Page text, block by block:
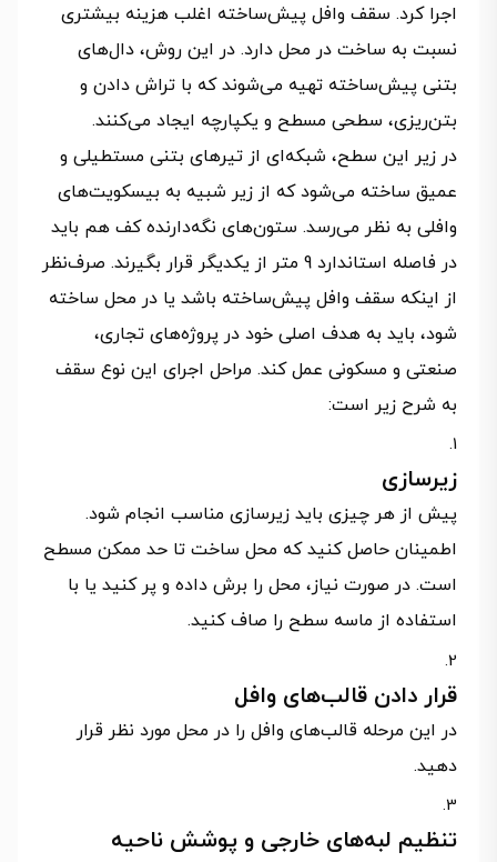
اجرا کرد. سقف وافل پیش‌ساخته اغلب هزینه بیشتری
نسبت به ساخت در محل دارد. در این روش، دال‌های
بتنی پیش‌ساخته تهیه می‌شوند که با تراش دادن و
بتن‌ریزی، سطحی مسطح و یکپارچه ایجاد می‌کنند.
در زیر این سطح، شبکه‌ای از تیرهای بتنی مستطیلی و
عمیق ساخته می‌شود که از زیر شبیه به بیسکویت‌های
وافلی به نظر می‌رسد. ستون‌های نگه‌دارنده کف هم باید
در فاصله استاندارد 9 متر از یکدیگر قرار بگیرند. صرف‌نظر
از اینکه سقف وافل پیش‌ساخته باشد یا در محل ساخته
شود، باید به هدف اصلی خود در پروژه‌های تجاری،
صنعتی و مسکونی عمل کند. مراحل اجرای این نوع سقف
به شرح زیر است:
زیرسازی
پیش از هر چیزی باید زیرسازی مناسب انجام شود.
اطمینان حاصل کنید که محل ساخت تا حد ممکن مسطح
است. در صورت نیاز، محل را برش داده و پر کنید یا با
استفاده از ماسه سطح را صاف کنید.
قرار دادن قالب‌های وافل
در این مرحله قالب‌های وافل را در محل مورد نظر قرار
دهید.
تنظیم لبه‌های خارجی و پوشش ناحیه